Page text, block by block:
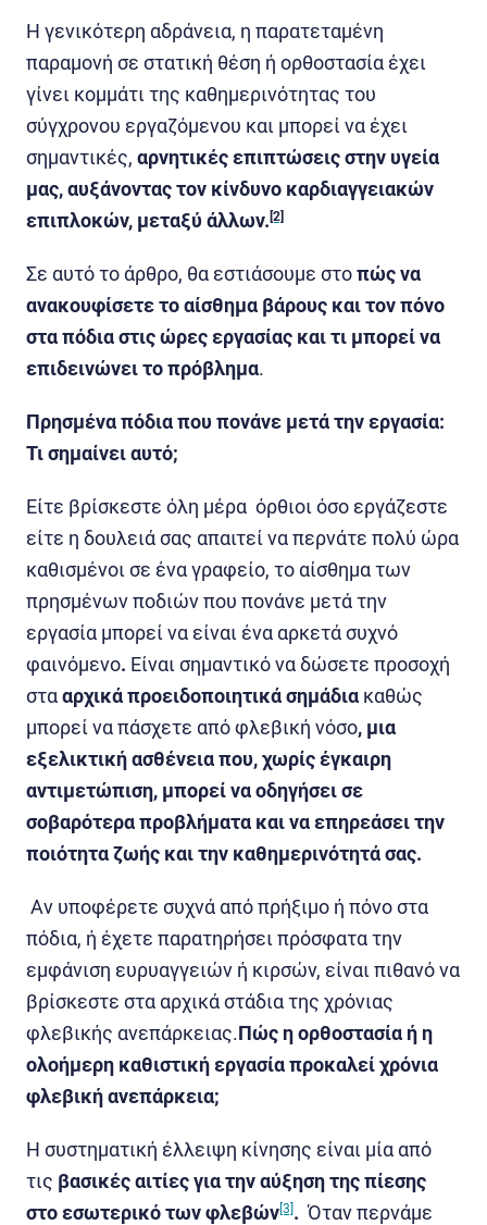
Η γενικότερη αδράνεια, η παρατεταμένη
παραμονή σε στατική θέση ή ορθοστασία έχει
γίνει κομμάτι της καθημερινότητας του
σύγχρονου εργαζόμενου και μπορεί να έχει
σημαντικές, αρνητικές επιπτώσεις στην υγεία
μας, αυξάνοντας τον κίνδυνο καρδιαγγειακών
επιπλοκών, μεταξύ άλλων. [2]
Σε αυτό το άρθρο, θα εστιάσουμε στοπώς να
ανακουφίσετε το αίσθημα βάρους και τον πόνο
στα πόδια στις ώρες εργασίας και τι μπορεί να
επιδεινώνει το πρόβλημα.
Πρησμένα πόδια που πονάνε μετά την εργασία:
Τι σημαίνει αυτό;
Είτε βρίσκεστε όλη μέρα όρθιοι όσο εργάζεστε
είτε η δουλειά σας απαιτεί να περνάτε πολύ ώρα
καθισμένοι σε ένα γραφείο, το αίσθημα των
πρησμένων ποδιών που πονάνε μετά την
εργασία μπορεί να είναι ένα αρκετά συχνό
φαινόμενο. Είναι σημαντικό να δώσετε προσοχή
στααρχικά προειδοποιητικά σημάδια καθώς
μπορεί να πάσχετε από φλεβική νόσο, μια
εξελικτική ασθένεια που, χωρίς έγκαιρη
αντιμετώπιση, μπορεί να οδηγήσει σε
σοβαρότερα προβλήματα και να επηρεάσει την
ποιότητα ζωής και την καθημερινότητά σας.
Αν υποφέρετε συχνά από πρήξιμο ή πόνο στα
πόδια, ή έχετε παρατηρήσει πρόσφατα την
εμφάνιση ευρυαγγειών ή κιρσών, είναι πιθανό να
βρίσκεστε στα αρχικά στάδια της χρόνιας
φλεβικής ανεπάρκειας.Πώς η ορθοστασία ή η
ολοήμερη καθιστική εργασία προκαλεί χρόνια
φλεβική ανεπάρκεια;
Η συστηματική έλλειψη κίνησης είναι μία από
τις βασικές αιτίες για την αύξηση της πίεσης
στο εσωτερικό των φλεβών [3] . Όταν περνάμε